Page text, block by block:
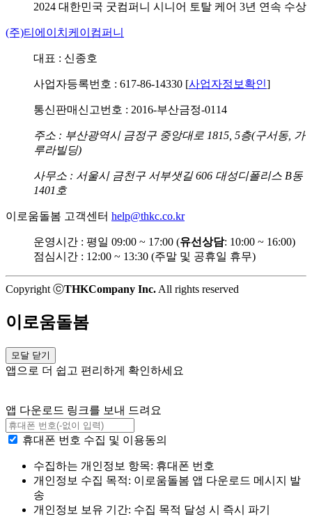
2024 대한민국 굿컴퍼니 시니어 토탈 케어 3년 연속 수상
(주)티에이치케이컴퍼니
대표 : 신종호
사업자등록번호 : 617-86-14330 [사업자정보확인]
통신판매신고번호 : 2016-부산금정-0114
주소 : 부산광역시 금정구 중앙대로 1815, 5층(구서동, 가
루라빌딩)
사무소 : 서울시 금천구 서부샛길 606 대성디폴리스 B동
1401호
이로움돌봄 고객센터 help@thkc.co.kr
운영시간 : 평일 09:00 ~ 17:00 (유선상담: 10:00 ~ 16:00)
점심시간 : 12:00 ~ 13:30 (주말 및 공휴일 휴무)
Copyright ⓒTHKCompany Inc. All rights reserved
이로움돌봄
모달 닫기
앱으로 더 쉽고 편리하게 확인하세요
앱 다운로드 링크를 보내 드려요
휴대폰 번호 수집 및 이용동의
수집하는 개인정보 항목: 휴대폰 번호
개인정보 수집 목적: 이로움돌봄 앱 다운로드 메시지 발
송
개인정보 보유 기간: 수집 목적 달성 시 즉시 파기